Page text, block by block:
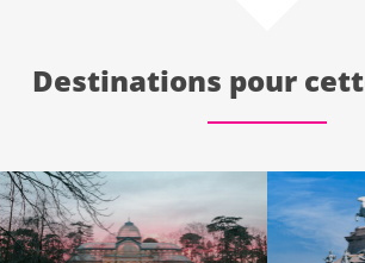
Destinations pour